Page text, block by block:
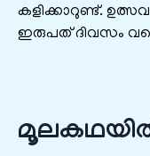
കളിക്കാറുണ്ട്‌.
ഇരുപത്‌ ദിവസം